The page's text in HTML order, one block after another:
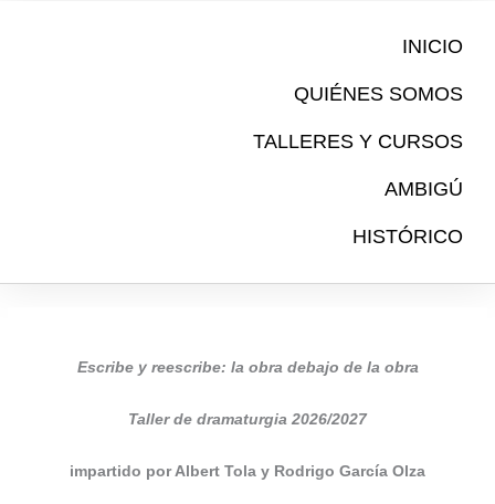
INICIO
QUIÉNES SOMOS
TALLERES Y CURSOS
AMBIGÚ
HISTÓRICO
Escribe y reescribe: la obra debajo de la obra
Taller de dramaturgia 2026/2027
impartido por Albert Tola y Rodrigo García Olza